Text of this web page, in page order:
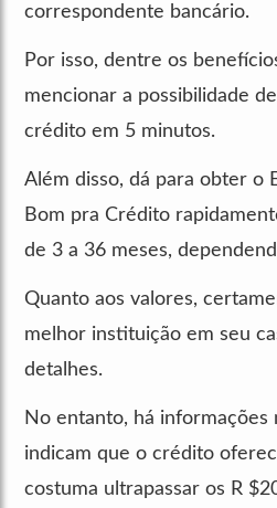
correspondente bancário.
Por isso, dentre os
mencionar a possibilidade
crédito em 5 minutos.
Além disso, dá para obter o
Bom pra Crédito
de 3 a 36 meses,
Quanto aos valores,
melhor instituição em seu
detalhes.
No entanto, há informações
indicam que o crédito
costuma ultrapassar os R